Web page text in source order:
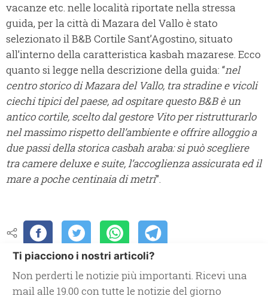
vacanze etc. nelle località riportate nella stressa
guida, per la città di Mazara del Vallo è stato
selezionato il B&B Cortile Sant’Agostino, situato
all’interno della caratteristica kasbah mazarese. Ecco
quanto si legge nella descrizione della guida: “nel
centro storico di Mazara del Vallo, tra stradine e vicoli
ciechi tipici del paese, ad ospitare questo B&B è un
antico cortile, scelto dal gestore Vito per ristrutturarlo
nel massimo rispetto dell’ambiente e offrire alloggio a
due passi della storica casbah araba: si può scegliere
tra camere deluxe e suite, l’accoglienza assicurata ed il
mare a poche centinaia di metri”.
Ti piacciono i nostri articoli?
Non perderti le notizie più importanti. Ricevi una
mail alle 19.00 con tutte le notizie del giorno